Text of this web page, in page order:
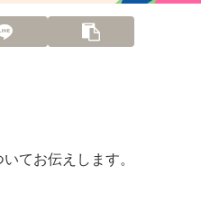
てお伝えします。